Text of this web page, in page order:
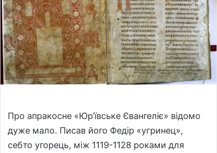
m
a
i
l
Про апракосне «Юр’ївське Євангеліє» відомо
дуже мало. Писав його Федір «угринец»,
себто угорець, між 1119-1128 роками для